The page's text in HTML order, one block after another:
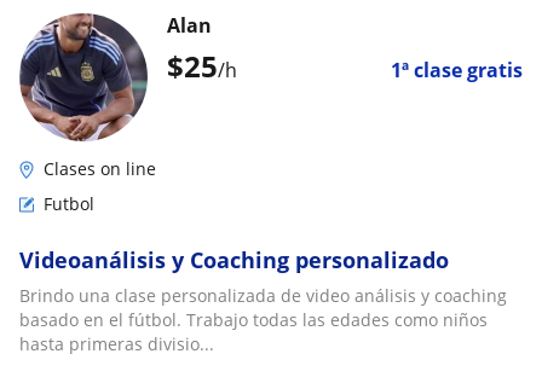
$25/h 1ª clase gratis
Alan
Clases on line
Futbol
Videoanálisis y Coaching personalizado
Brindo una clase personalizada de video análisis y coaching
basado en el fútbol. Trabajo todas las edades como niños
hasta primeras divisio...